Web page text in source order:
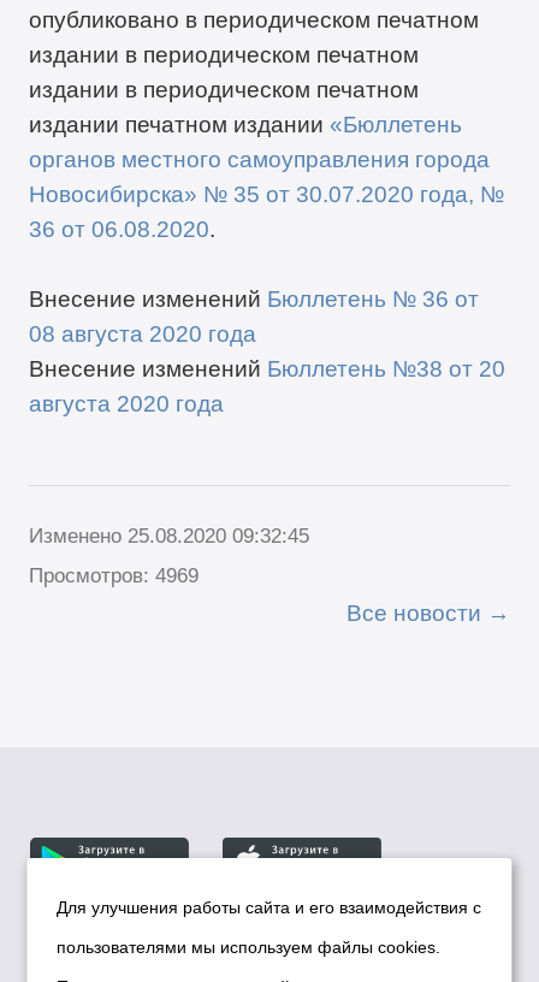
опубликовано в периодическом печатном
издании в периодическом печатном
издании в периодическом печатном
издании печатном издании «Бюллетень
органов местного самоуправления города
Новосибирска» № 35 от 30.07.2020 года, №
36 от 06.08.2020.
Внесение изменений Бюллетень № 36 от
08 августа 2020 года
Внесение изменений Бюллетень №38 от 20
августа 2020 года
Изменено 25.08.2020 09:32:45
Просмотров: 4969
Все новости
© Департамент информационной политики мэрии
города Новосибирска, 2026
Для улучшения работы сайта и его взаимодействия с
пользователями мы используем файлы cookies.